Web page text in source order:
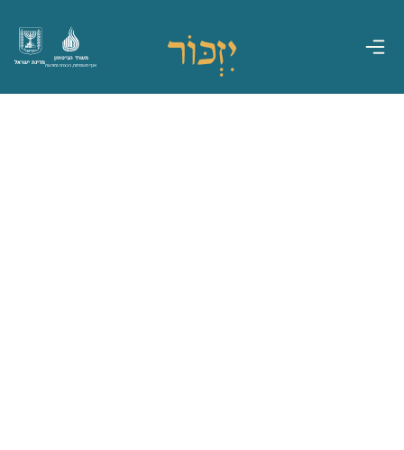
מדינת ישראל
משרד הביטחון
אגף משפחות, הנצחה ומורשת